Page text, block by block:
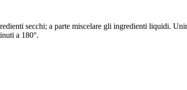
secchi; a parte miscelare gli ingredienti liquidi.
a 180°.